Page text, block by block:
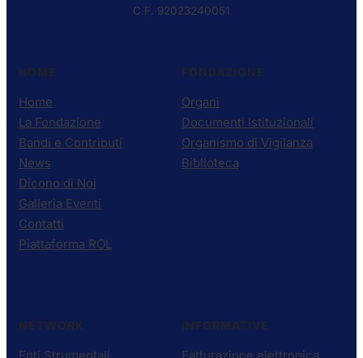
C.F. 92023240051
HOME
Home
La Fondazione
Bandi e Contributi
News
Dicono di Noi
Galleria Eventi
Contatti
Piattaforma ROL
FONDAZIONE
Organi
Documenti Istituzionali
Organismo di Vigilanza
Biblioteca
NETWORK
Enti Strumentali
INFORMATIVE
Fatturazione elettronica